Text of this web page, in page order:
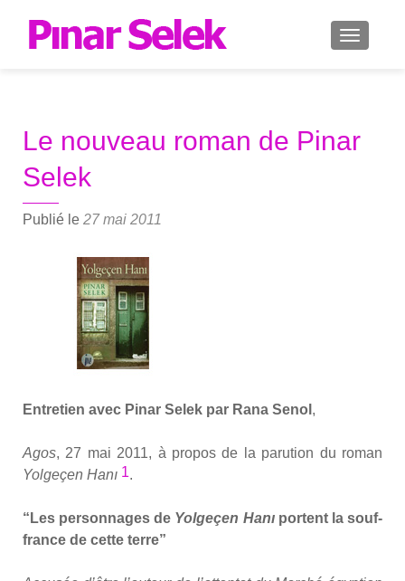
Le nouveau roman de Pinar
Selek
Publié le 27 mai 2011
Entre­tien avec Pinar Selek par Rana Senol ,
Agos, 27 mai 2011, à pro­pos de la paru­tion du roman
Yol­ge­çen Hanı 1.
“ Les per­son­nages de Yol­ge­çen Hanı portent la souf­
france de cette terre”